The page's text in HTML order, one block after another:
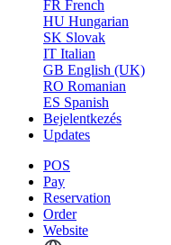
FR French
HU Hungarian
SK Slovak
IT Italian
GB English (UK)
RO Romanian
ES Spanish
Bejelentkezés
Updates
POS
Pay
Reservation
Order
Website